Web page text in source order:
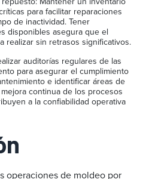
para facilitar reparaciones
de inactividad. Tener
disponibles asegura que el
realizar sin retrasos significativos.
auditorías regulares de las
para asegurar el cumplimiento
e identificar áreas de
continua de los procesos
a la confiabilidad operativa
operaciones de moldeo por